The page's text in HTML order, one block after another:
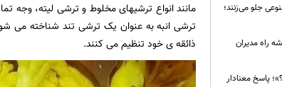
مانند انواع ترشیهای مخلوط و ترشی لیته، وجه
ترشی انبه به عنوان یک ترشی تند شناخته می
ذائقه ی خود تنظیم می کنند.
جلو می‌زنند؛
راه مدیران
پاسخ معنادار